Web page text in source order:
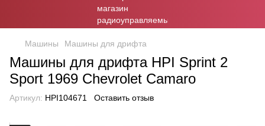
Машины Машины для дрифта
Машины для дрифта HPI Sprint 2
Sport 1969 Chevrolet Camaro
Артикул: HPI104671 Оставить отзыв